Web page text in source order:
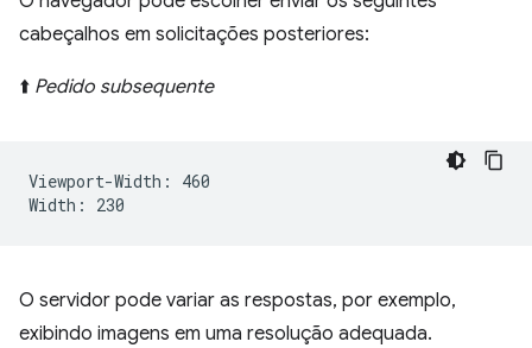
cabeçalhos em solicitações posteriores:
⬆️ Pedido subsequente
Viewport-Width: 460
O servidor pode variar as respostas, por exemplo,
exibindo imagens em uma resolução adequada.